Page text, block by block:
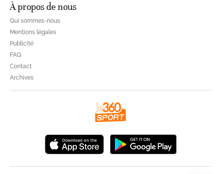
À propos de nous
Qui sommes-nous
Mentions légales
Publicité
FAQ
Contact
Archives